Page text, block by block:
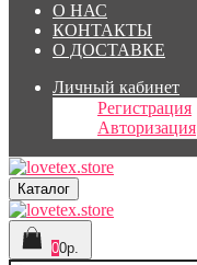
О НАС
КОНТАКТЫ
О ДОСТАВКЕ
Личный кабинет
Регистрация
Авторизация
Каталог
00р.